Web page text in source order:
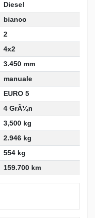
Diesel
bianco
2
4x2
3.450 mm
manuale
EURO 5
4 GrÃ¼n
3,500 kg
2.946 kg
554 kg
159.700 km